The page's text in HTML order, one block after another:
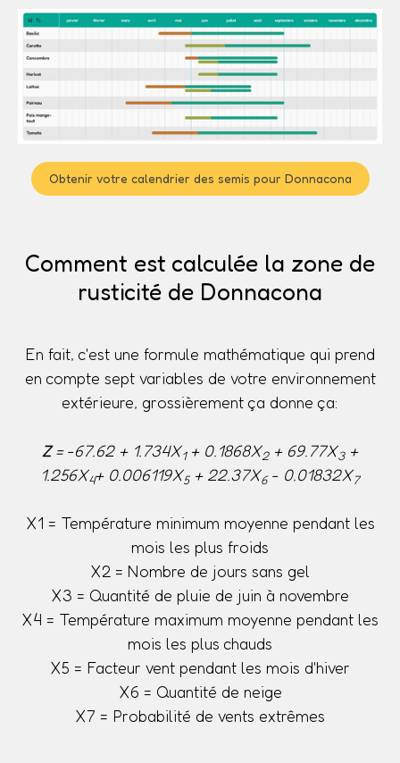
Obtenir votre calendrier des semis pour Donnacona
Comment est calculée la zone de
rusticité de Donnacona
En fait, c'est une formule mathématique qui prend
en compte sept variables de votre environnement
extérieure, grossièrement ça donne ça:
Z= -67.62 + 1.734X1+ 0.1868X2+ 69.77X3+
1.256X4+ 0.006119X5+ 22.37X6- 0.01832X7
X1 = Température minimum moyenne pendant les
mois les plus froids
X2 = Nombre de jours sans gel
X3 = Quantité de pluie de juin à novembre
X4 = Température maximum moyenne pendant les
mois les plus chauds
X5 = Facteur vent pendant les mois d'hiver
X6 = Quantité de neige
X7 = Probabilité de vents extrêmes